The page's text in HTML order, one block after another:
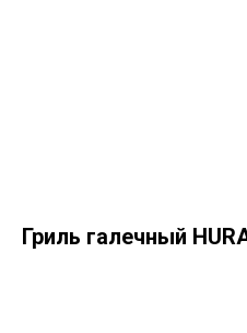
Гриль галечный